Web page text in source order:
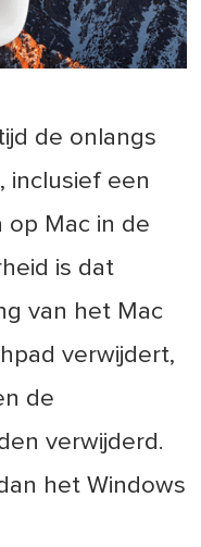
de onlangs
inclusief een
op Mac in de
is dat
van het Mac
verwijdert,
de
verwijderd.
het Windows